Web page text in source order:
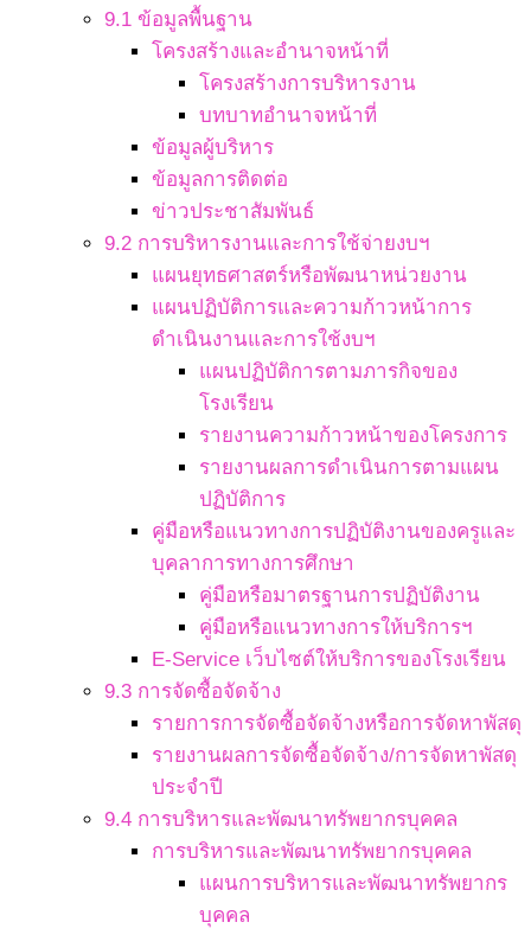
9.1 ข้อมูลพื้นฐาน
โครงสร้างและอำนาจหน้าที่
โครงสร้างการบริหารงาน
บทบาทอำนาจหน้าที่
ข้อมูลผู้บริหาร
ข้อมูลการติดต่อ
ข่าวประชาสัมพันธ์
9.2 การบริหารงานและการใช้จ่ายงบฯ
แผนยุทธศาสตร์หรือพัฒนาหน่วยงาน
แผนปฏิบัติการและความก้าวหน้าการ
ดำเนินงานและการใช้งบฯ
แผนปฏิบัติการตามภารกิจของ
โรงเรียน
รายงานความก้าวหน้าของโครงการ
รายงานผลการดำเนินการตามแผน
ปฏิบัติการ
คู่มือหรือแนวทางการปฏิบัติงานของครูและ
บุคลาการทางการศึกษา
คู่มือหรือมาตรฐานการปฏิบัติงาน
คู่มือหรือแนวทางการให้บริการฯ
E-Service เว็บไซต์ให้บริการของโรงเรียน
9.3 การจัดซื้อจัดจ้าง
รายการการจัดซื้อจัดจ้างหรือการจัดหาพัสดุ
รายงานผลการจัดซื้อจัดจ้าง/การจัดหาพัสดุ
ประจำปี
9.4 การบริหารและพัฒนาทรัพยากรบุคคล
การบริหารและพัฒนาทรัพยากรบุคคล
แผนการบริหารและพัฒนาทรัพยากร
บุคคล